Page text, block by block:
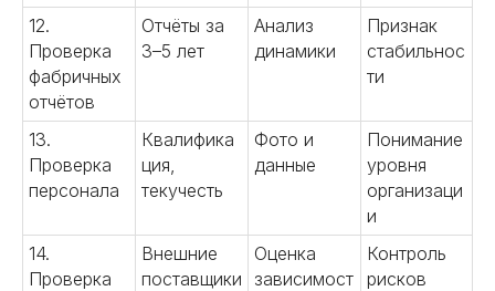
12.
Проверка
фабричных
отчётов
Отчёты за
3–5 лет
Анализ
динамики
Признак
стабильнос
ти
13.
Проверка
персонала
Квалифика
ция,
текучесть
Фото и
данные
Понимание
уровня
организаци
и
14.
Проверка
Внешние
поставщики
Оценка
зависимост
Контроль
рисков